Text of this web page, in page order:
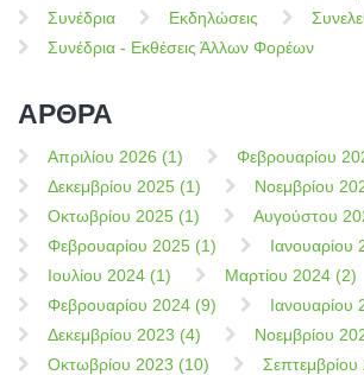
Συνέδρια
Εκδηλώσεις
Συνέδρια - Εκθέσεις Άλλων Φορέων
ΑΡΘΡΑ
Απριλίου 2026 (1)
Φεβρουαρίου
Δεκεμβρίου 2025 (1)
Νοεμβρίου
Οκτωβρίου 2025 (1)
Αυγούστου
Φεβρουαρίου 2025 (1)
Ιανουαρίου
Ιουλίου 2024 (1)
Μαρτίου 2024 (2)
Φεβρουαρίου 2024 (9)
Ιανουαρίου
Δεκεμβρίου 2023 (4)
Νοεμβρίου
Οκτωβρίου 2023 (10)